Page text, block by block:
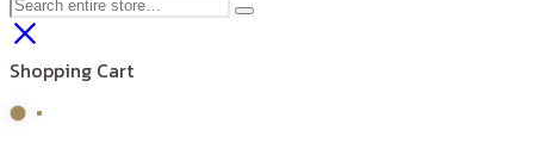
Shopping Cart